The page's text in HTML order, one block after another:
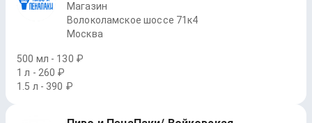
Магазин
Волоколамское шоссе 71к4
Москва
500 мл - 130 ₽
1 л - 260 ₽
1.5 л - 390 ₽